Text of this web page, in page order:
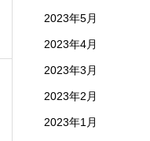
2023年5月
2023年4月
2023年3月
2023年2月
2023年1月